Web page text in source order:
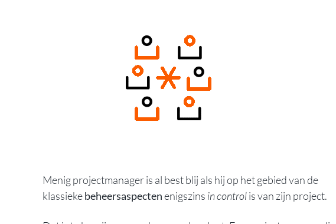
Menig projectmanager is al best blij als hij op het gebied van de
klassiekebeheersaspectenenigszins in controlis van zijn project.